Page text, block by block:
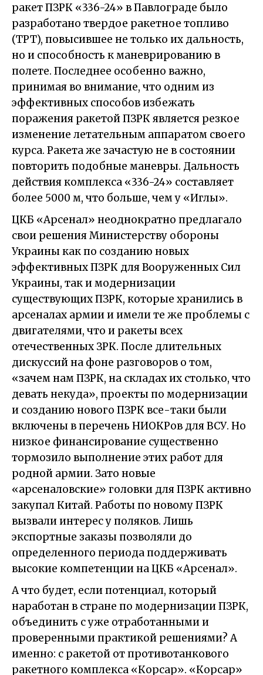
ракет ПЗРК «336-24» в Павлограде было
разработано твердое ракетное топливо
(ТРТ), повысившее не только их дальность,
но и способность к маневрированию в
полете. Последнее особенно важно,
принимая во внимание, что одним из
эффективных способов избежать
поражения ракетой ПЗРК является резкое
изменение летательным аппаратом своего
курса. Ракета же зачастую не в состоянии
повторить подобные маневры. Дальность
действия комплекса «336-24» составляет
более 5000 м, что больше, чем у «Иглы».
ЦКБ «Арсенал» неоднократно предлагало
свои решения Министерству обороны
Украины как по созданию новых
эффективных ПЗРК для Вооруженных Сил
Украины, так и модернизации
существующих ПЗРК, которые хранились в
арсеналах армии и имели те же проблемы с
двигателями, что и ракеты всех
отечественных ЗРК. После длительных
дискуссий на фоне разговоров о том,
«зачем нам ПЗРК, на складах их столько, что
девать некуда», проекты по модернизации
и созданию нового ПЗРК все-таки были
включены в перечень НИОКРов для ВСУ. Но
низкое финансирование существенно
тормозило выполнение этих работ для
родной армии. Зато новые
«арсеналовские» головки для ПЗРК активно
закупал Китай. Работы по новому ПЗРК
вызвали интерес у поляков. Лишь
экспортные заказы позволяли до
определенного периода поддерживать
высокие компетенции на ЦКБ «Арсенал».
А что будет, если потенциал, который
наработан в стране по модернизации ПЗРК,
объединить с уже отработанными и
проверенными практикой решениями? А
именно: с ракетой от противотанкового
ракетного комплекса «Корсар». «Корсар»